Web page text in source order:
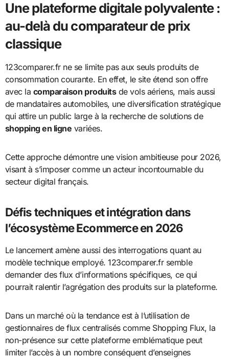
Une plateforme digitale polyvalente :
au-delà du comparateur de prix
classique
123comparer.fr ne se limite pas aux seuls produits de
consommation courante. En effet, le site étend son offre
avec la comparaison produitsde vols aériens, mais aussi
de mandataires automobiles, une diversification stratégique
qui attire un public large à la recherche de solutions de
shopping en ligne variées.
Cette approche démontre une vision ambitieuse pour 2026,
visant à s’imposer comme un acteur incontournable du
secteur digital français.
Défis techniques et intégration dans
l’écosystème Ecommerce en 2026
Le lancement amène aussi des interrogations quant au
modèle technique employé. 123comparer.fr semble
demander des flux d’informations spécifiques, ce qui
pourrait ralentir l’agrégation des produits sur la plateforme.
Dans un marché où la tendance est à l’utilisation de
gestionnaires de flux centralisés comme Shopping Flux, la
non-présence sur cette plateforme emblématique peut
limiter l’accès à un nombre conséquent d’enseignes